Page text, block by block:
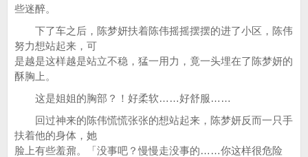
些迷醉。
下了车之后，陈梦妍扶着陈伟摇摇摆摆的进了小区，陈伟
努力想站起来，可
是越是这样越是站立不稳，猛一用力，竟一头埋在了陈梦妍的
酥胸上。
这是姐姐的胸部？！好柔软……好舒服……
回过神来的陈伟慌慌张张的想站起来，陈梦妍反而一只手
扶着他的身体，她
脸上有些羞鼐。「没事吧？慢慢走没事的……你这样很危险